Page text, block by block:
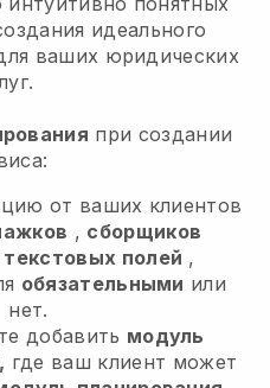
идеального
ваших юридических
при создании
от ваших клиентов
, сборщиков
полей ,
обязательными или
нет.
добавить модуль
где ваш клиент может